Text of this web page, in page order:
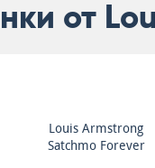
от
Louis Armstrong
Satchmo Forever